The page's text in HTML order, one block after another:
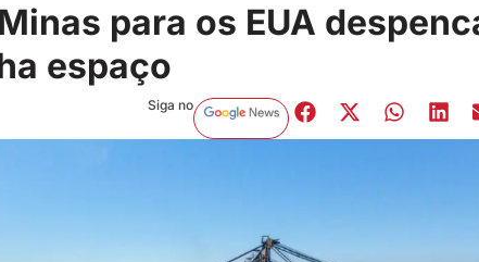
para os EUA
espaço
Siga no